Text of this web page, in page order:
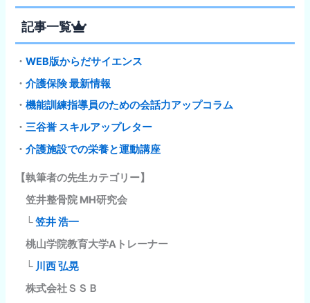
記事一覧
・WEB版からだサイエンス
・介護保険 最新情報
・機能訓練指導員のための会話力アップコラム
・三谷誉 スキルアップレター
・介護施設での栄養と運動講座
【執筆者の先生カテゴリー】
笠井整骨院 MH研究会
└笠井 浩一
桃山学院教育大学Aトレーナー
└ 川西 弘晃
株式会社ＳＳＢ